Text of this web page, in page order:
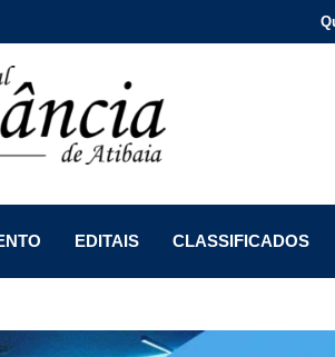
EDITAIS CLASSIFICADOS